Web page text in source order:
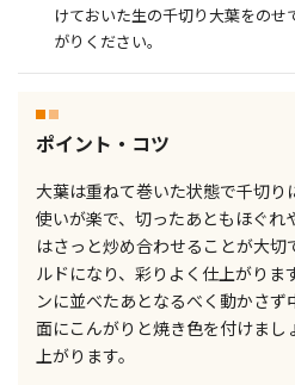
けておいた生の千切り大葉をのせ
がりください。
ポイント・コツ
大葉は重ねて巻いた状態で千切り
使いが楽で、切ったあともほぐれ
はさっと炒め合わせることが大切
ルドになり、彩りよく仕上がりま
ンに並べたあとなるべく動かさず
面にこんがりと焼き色を付けまし
上がります。